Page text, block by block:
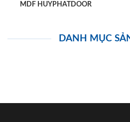
MDF HUYPHATDOOR
DANH MỤC